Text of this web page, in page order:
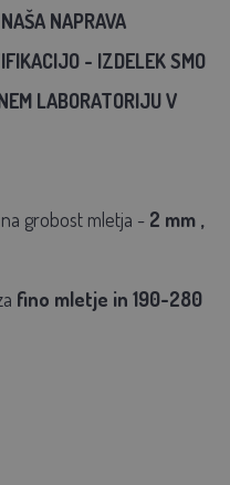
NAPRAVA
- IZDELEK SMO
LABORATORIJU V
grobost mletja - 2 mm ,
fino mletje in 190-280